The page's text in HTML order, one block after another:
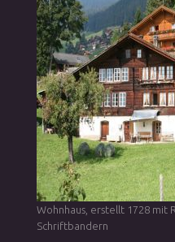
Wohnhaus, erstellt 1728 mit
Schriftbandern